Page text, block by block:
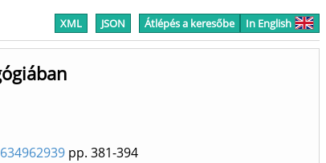
XML JSON Átlépés a keresőbe In English
pp. 381-394